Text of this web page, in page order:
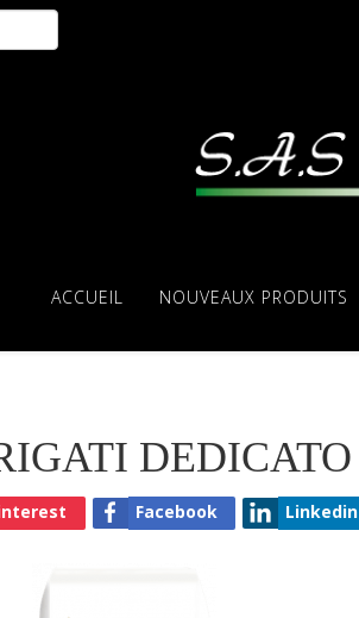
ACCUEIL NOUVEAUX PRODUITS
DEDICATO
Facebook Linkedin